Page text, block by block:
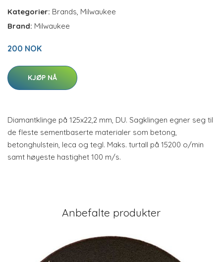
Kategorier: Brands, Milwaukee
Brand: Milwaukee
200 NOK
KJØP NÅ
Diamantklinge på 125x22,2 mm, DU. Sagklingen egner seg til
de fleste sementbaserte materialer som betong,
betonghulstein, leca og tegl. Maks. turtall på 15200 o/min
samt høyeste hastighet 100 m/s.
Anbefalte produkter